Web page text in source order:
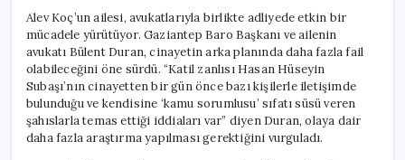
Alev Koç’un ailesi, avukatlarıyla birlikte adliyede etkin bir
mücadele yürütüyor. Gaziantep Baro Başkanı ve ailenin
avukatı Bülent Duran, cinayetin arka planında daha fazla fail
olabileceğini öne sürdü. “Katil zanlısı Hasan Hüseyin
Subaşı’nın cinayetten bir gün önce bazı kişilerle iletişimde
bulunduğu ve kendisine ‘kamu sorumlusu’ sıfatı süsü veren
şahıslarla temas ettiği iddiaları var” diyen Duran, olaya dair
daha fazla araştırma yapılması gerektiğini vurguladı.